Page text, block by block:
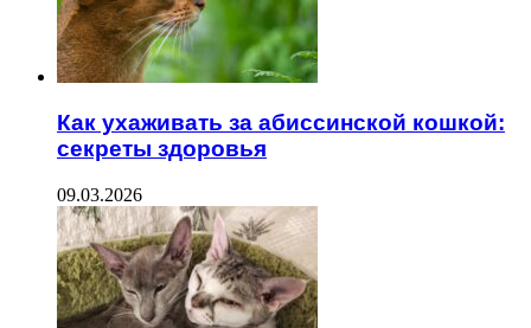
Как ухаживать за абиссинской кошкой:
секреты здоровья
09.03.2026